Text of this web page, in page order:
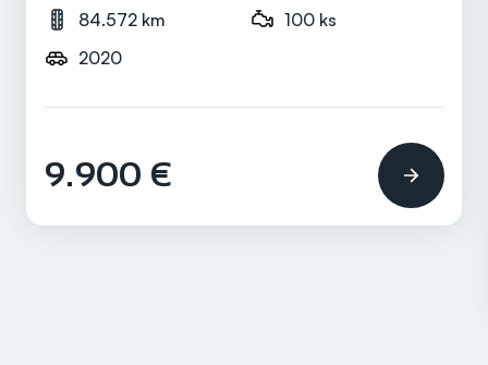
84.572 km
100 ks
2020
9.900 €